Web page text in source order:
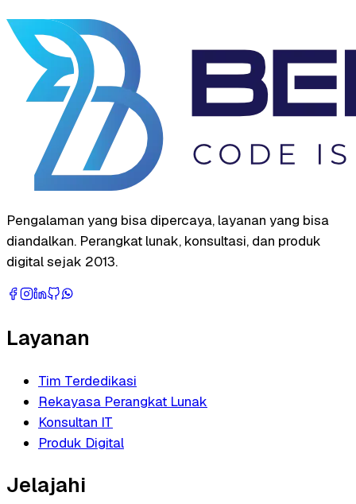
Pengalaman yang bisa dipercaya, layanan yang bisa
diandalkan. Perangkat lunak, konsultasi, dan produk
digital sejak 2013.
Layanan
Tim Terdedikasi
Rekayasa Perangkat Lunak
Konsultan IT
Produk Digital
Jelajahi